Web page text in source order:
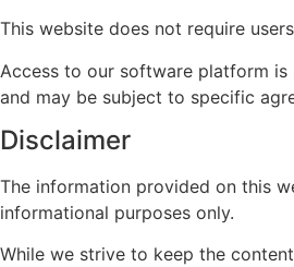
This website does not require
Access to our software platform
and may be subject to specific
Disclaimer
The information provided on this
informational purposes only.
While we strive to keep the